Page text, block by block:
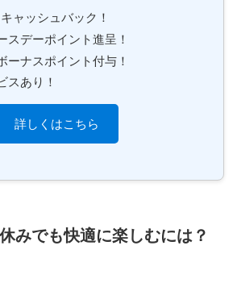
ャッシュバック！
スデーポイント進呈！
ーナスポイント付与！
スあり！
詳しくはこちら
みでも快適に楽しむには？